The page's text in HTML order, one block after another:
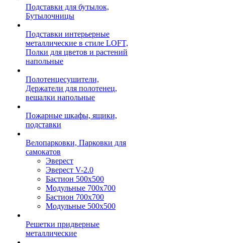
Подставки для бутылок,
Бутылочницы
Подставки интерьерные
металлические в стиле LOFT,
Полки для цветов и растений
напольные
Полотенцесушители,
Держатели для полотенец,
вешалки напольные
Пожарные шкафы, ящики,
подставки
Велопарковки, Парковки для
самокатов
Эверест
Эверест V-2.0
Бастион 500х500
Модульные 700х700
Бастион 700х700
Модульные 500х500
Решетки придверные
металлические